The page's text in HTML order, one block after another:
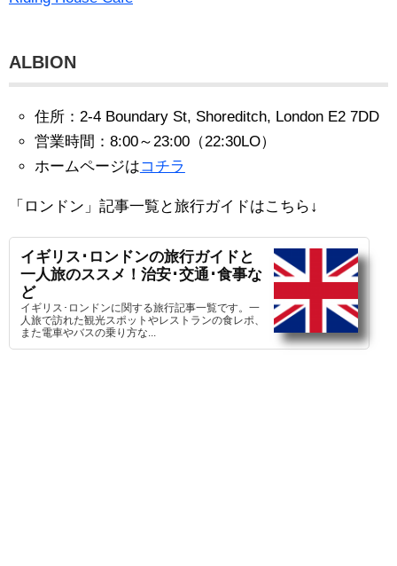
ALBION
住所：2-4 Boundary St, Shoreditch, London E2 7DD
営業時間：8:00～23:00（22:30LO）
ホームページはコチラ
「ロンドン」記事一覧と旅行ガイドはこちら↓
イギリス･ロンドンの旅行ガイドと
一人旅のススメ！治安･交通･食事な
ど
イギリス･ロンドンに関する旅行記事一覧です。一
人旅で訪れた観光スポットやレストランの食レポ、
また電車やバスの乗り方な...